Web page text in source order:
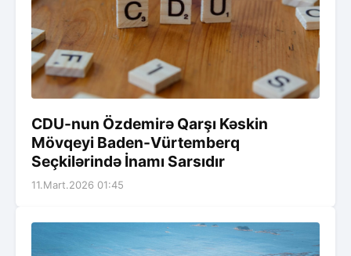
CDU-nun Özdemirə Qarşı Kəskin
Mövqeyi Baden-Vürtemberq
Seçkilərində İnamı Sarsıdır
11.Mart.2026 01:45